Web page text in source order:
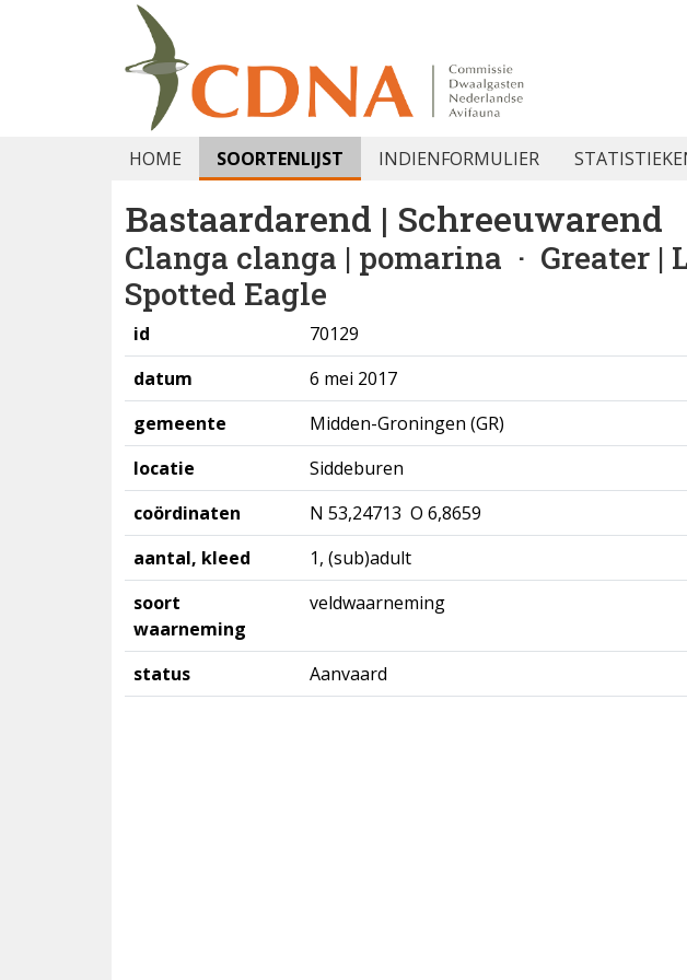
HOME SOORTENLIJST INDIENFORMULIER
Bastaardarend | Schreeuwarend
Clanga clanga | pomarina · Greater |
Spotted Eagle
id
70129
datum
6 mei 2017
gemeente
Midden-Groningen (GR)
locatie
Siddeburen
coördinaten
N 53,24713 O 6,8659
aantal, kleed
1, (sub)adult
soort
waarneming
veldwaarneming
status Aanvaard